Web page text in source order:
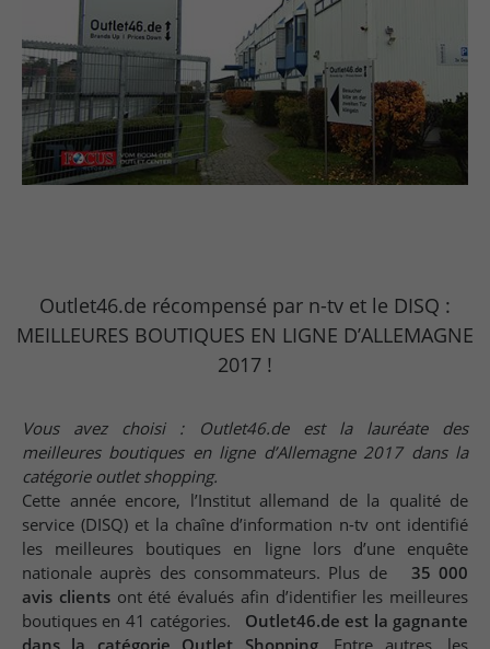
Outlet46.de récompensé par n-tv et le DISQ :
MEILLEURES BOUTIQUES EN LIGNE D’ALLEMAGNE
2017 !
Vous avez choisi : Outlet46.de est la lauréate des
meilleures boutiques en ligne d’Allemagne 2017 dans la
catégorie outlet shopping.
Cette année encore, l’Institut allemand de la qualité de
service (DISQ) et la chaîne d’information n-tv ont identifié
les meilleures boutiques en ligne lors d’une enquête
nationale auprès des consommateurs. Plus de 35 000
avis clientsont été évalués afin d’identifier les meilleures
boutiques en 41 catégories. Outlet46.de est la gagnante
dans la catégorie Outlet Shopping. Entre autres, les